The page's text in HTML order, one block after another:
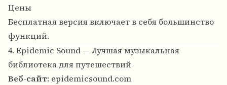
Цены
Бесплатная версия включает в себя большинство
функций.
4. Epidemic Sound — Лучшая музыкальная
библиотека для путешествий
Веб-сайт: epidemicsound.com